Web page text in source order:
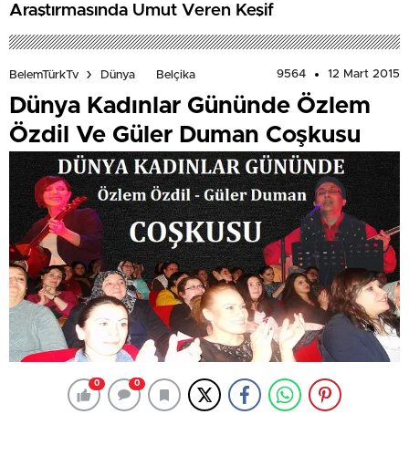
Araştırmasında Umut Veren Keşif
BelemTürkTv Dünya Belçika 9564 12 Mart 2015
Dünya Kadınlar Gününde Özlem
Özdil Ve Güler Duman Coşkusu
0 0